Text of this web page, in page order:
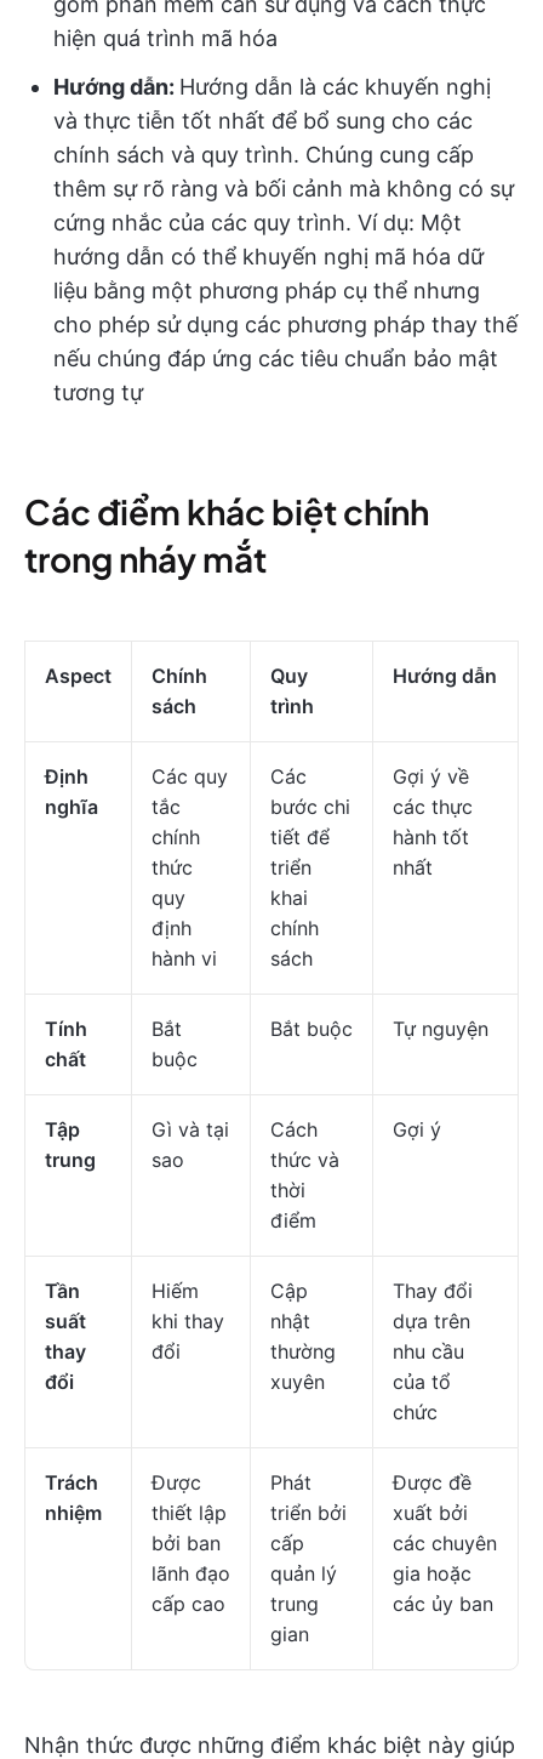
hiện quá trình mã hóa
Hướng dẫn: Hướng dẫn là các khuyến nghị
và thực tiễn tốt nhất để bổ sung cho các
chính sách và quy trình. Chúng cung cấp
thêm sự rõ ràng và bối cảnh mà không có sự
cứng nhắc của các quy trình. Ví dụ: Một
hướng dẫn có thể khuyến nghị mã hóa dữ
liệu bằng một phương pháp cụ thể nhưng
cho phép sử dụng các phương pháp thay thế
nếu chúng đáp ứng các tiêu chuẩn bảo mật
tương tự
Các điểm khác biệt chính
trong nháy mắt
Aspect
Chính
sách
Quy
trình
Hướng dẫn
Định
nghĩa
Các quy
tắc
chính
thức
quy
định
hành vi
Các
bước chi
tiết để
triển
khai
chính
sách
Gợi ý về
các thực
hành tốt
nhất
Tính
chất
Bắt
buộc
Bắt buộc Tự nguyện
Tập
trung
Gì và tại
sao
Cách
thức và
thời
điểm
Gợi ý
Tần
suất
thay
đổi
Hiếm
khi thay
đổi
Cập
nhật
thường
xuyên
Thay đổi
dựa trên
nhu cầu
của tổ
chức
Trách
nhiệm
Được
thiết lập
bởi ban
lãnh đạo
cấp cao
Phát
triển bởi
cấp
quản lý
trung
gian
Được đề
xuất bởi
các chuyên
gia hoặc
các ủy ban
Nhận thức được những điểm khác biệt này giúp